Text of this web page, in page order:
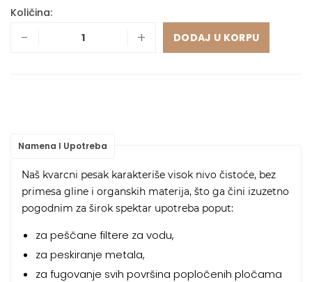
Količina:
- + DODAJ U KORPU
Namena I Upotreba
Naš kvarcni pesak karakteriše visok nivo čistoće, bez
primesa gline i organskih materija, što ga čini izuzetno
pogodnim za širok spektar upotreba poput:
za peščane filtere za vodu,
za peskiranje metala,
za fugovanje svih površina popločenih pločama